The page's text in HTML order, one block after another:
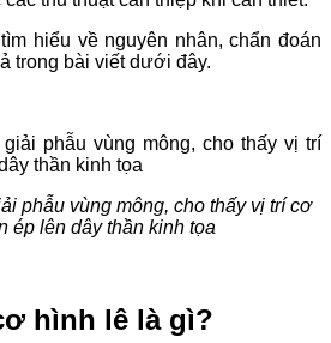
hiểu về nguyên nhân, chẩn đoán
trong bài viết dưới đây.
phẫu vùng mông, cho thấy vị trí cơ
ép lên dây thần kinh tọa
hình lê là gì?